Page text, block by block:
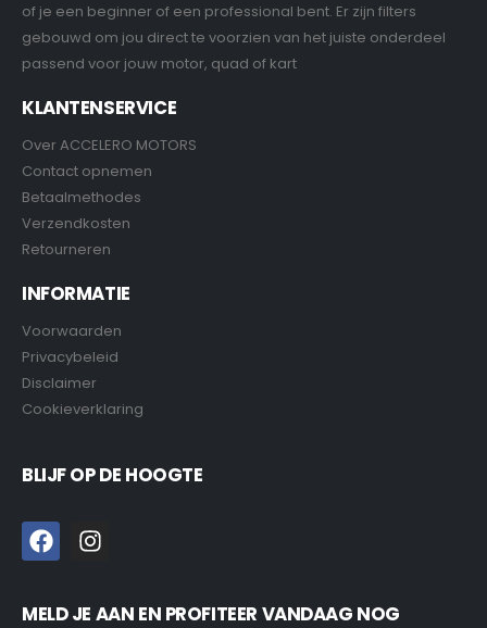
of je een beginner of een professional bent. Er zijn filters
gebouwd om jou direct te voorzien van het juiste onderdeel
passend voor jouw motor, quad of kart
KLANTENSERVICE
Over ACCELERO MOTORS
Contact opnemen
Betaalmethodes
Verzendkosten
Retourneren
INFORMATIE
Voorwaarden
Privacybeleid
Disclaimer
Cookieverklaring
BLIJF OP DE HOOGTE
MELD JE AAN EN PROFITEER VANDAAG NOG